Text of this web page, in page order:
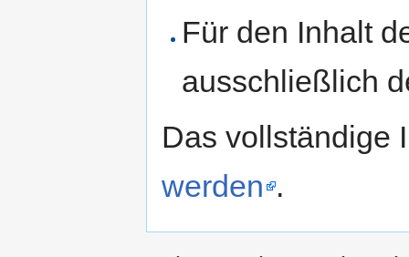
Für den Inhalt
ausschließlich
Das vollständige
werden .